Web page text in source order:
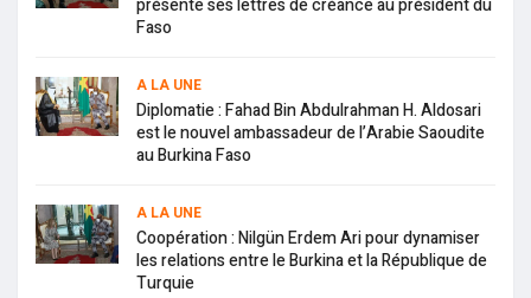
présente ses lettres de créance au président du
Faso
A LA UNE
Diplomatie : Fahad Bin Abdulrahman H. Aldosari
est le nouvel ambassadeur de l’Arabie Saoudite
au Burkina Faso
A LA UNE
Coopération : Nilgün Erdem Ari pour dynamiser
les relations entre le Burkina et la République de
Turquie